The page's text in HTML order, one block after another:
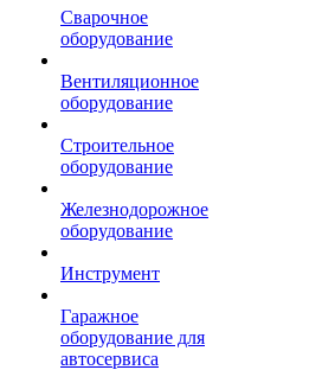
Сварочное
оборудование
Вентиляционное
оборудование
Строительное
оборудование
Железнодорожное
оборудование
Инструмент
Гаражное
оборудование для
автосервиса